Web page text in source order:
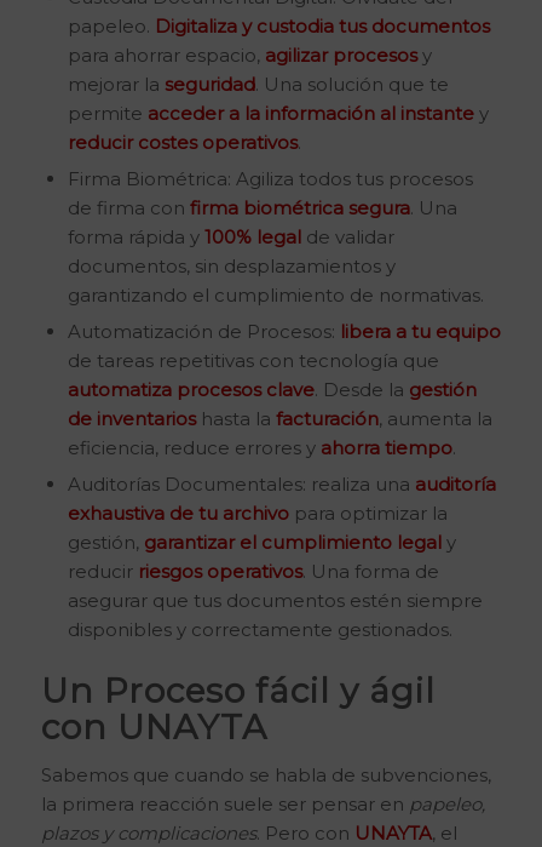
papeleo. Digitaliza y custodia tus documentos
para ahorrar espacio, agilizar procesosy
mejorar la seguridad. Una solución que te
permite acceder a la información al instantey
reducir costes operativos.
Firma Biométrica: Agiliza todos tus procesos
de firma con firma biométrica segura. Una
forma rápida y 100% legal de validar
documentos, sin desplazamientos y
garantizando el cumplimiento de normativas.
Automatización de Procesos: libera a tu equipo
de tareas repetitivas con tecnología que
automatiza procesos clave. Desde la gestión
de inventarioshasta la facturación, aumenta la
eficiencia, reduce errores y ahorra tiempo.
Auditorías Documentales: realiza una auditoría
exhaustiva de tu archivopara optimizar la
gestión, garantizar el cumplimiento legal y
reducir riesgos operativos. Una forma de
asegurar que tus documentos estén siempre
disponibles y correctamente gestionados.
Un Proceso fácil y ágil
con UNAYTA
Sabemos que cuando se habla de subvenciones,
la primera reacción suele ser pensar en papeleo,
plazos y complicaciones. Pero con UNAYTA, el